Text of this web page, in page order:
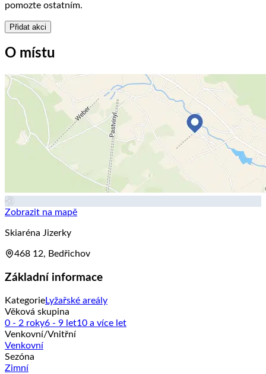
pomozte ostatním.
Přidat akci
O místu
Zobrazit na mapě
Skiaréna Jizerky
468 12, Bedřichov
Základní informace
KategorieLyžařské areály
Věková skupina
0 - 2 roky6 - 9 let10 a více let
Venkovní/Vnitřní
Venkovní
Sezóna
Zimní